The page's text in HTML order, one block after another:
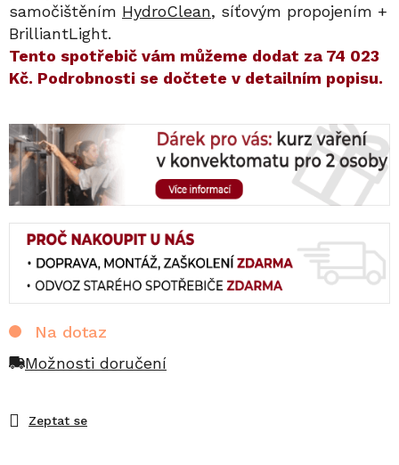
samočištěním HydroClean, síťovým propojením +
BrilliantLight.
​​Tento spotřebič vám můžeme dodat za 74 023
Kč. Podrobnosti se dočtete v detailním popisu.
Zeptat se
Na dotaz
Možnosti doručení